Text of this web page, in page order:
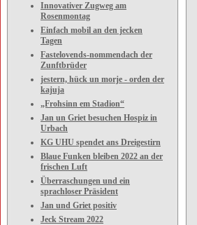
Innovativer Zugweg am
Rosenmontag
Einfach mobil an den jecken
Tagen
Fastelovends-nommendach der
Zunftbrüder
jestern, hück un morje - orden der
kajuja
„Frohsinn em Stadion“
Jan un Griet besuchen Hospiz in
Urbach
KG UHU spendet ans Dreigestirn
Blaue Funken bleiben 2022 an der
frischen Luft
Überraschungen und ein
sprachloser Präsident
Jan und Griet positiv
Jeck Stream 2022